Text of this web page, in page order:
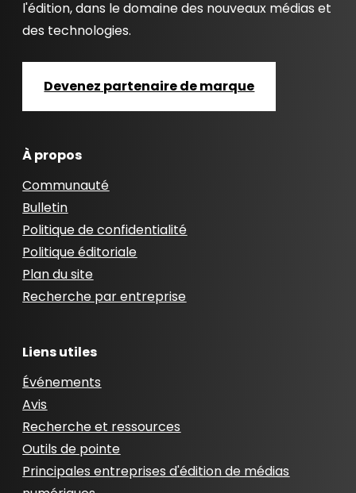
l'édition, dans le domaine des nouveaux médias et
des technologies.
Devenez partenaire de marque
À propos
Communauté
Bulletin
Politique de confidentialité
Politique éditoriale
Plan du site
Recherche par entreprise
Liens utiles
Événements
Avis
Recherche et ressources
Outils de pointe
Principales entreprises d'édition de médias